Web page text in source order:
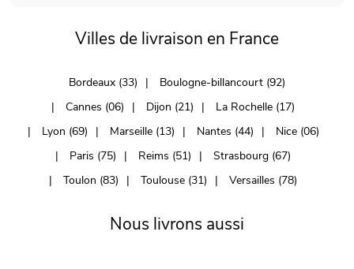
Villes de livraison en France
Bordeaux (33)
Boulogne-billancourt (92)
Cannes (06)
Dijon (21)
La Rochelle (17)
Lyon (69)
Marseille (13) Nantes (44)
Nice (06)
Paris (75)
Reims (51)
Strasbourg (67)
Toulon (83)
Toulouse (31) Versailles (78)
Nous livrons aussi